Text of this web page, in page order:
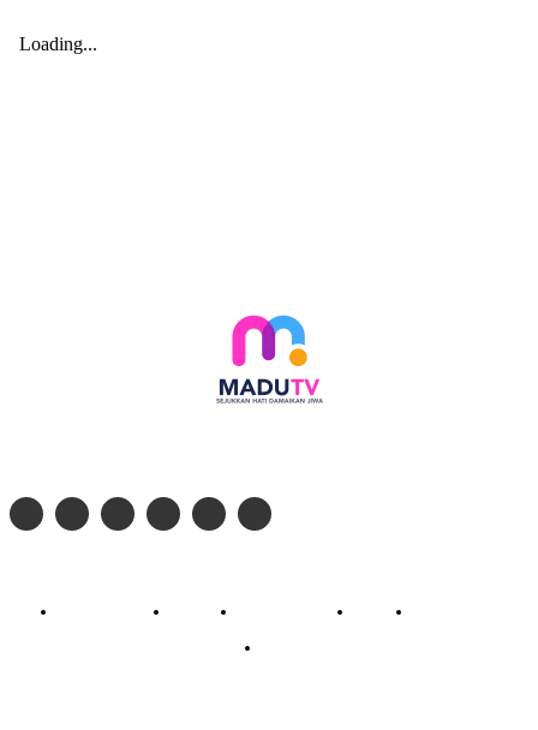
Profil Madu TV Redaksi Pedoman Siber Kontak